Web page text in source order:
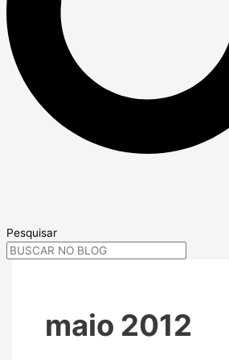
Pesquisar
maio 2012